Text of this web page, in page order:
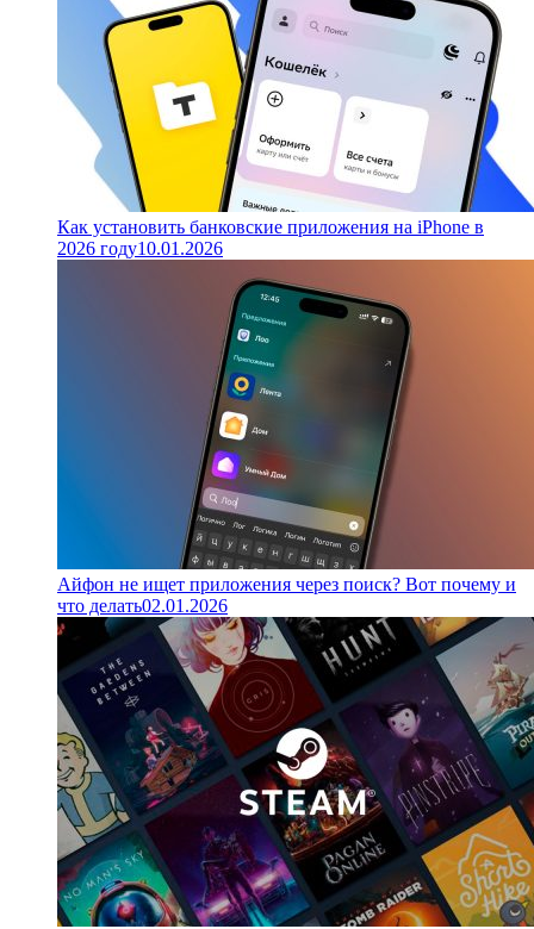
Как установить банковские приложения на iPhone в
2026 году10.01.2026
Айфон не ищет приложения через поиск? Вот почему и
что делать02.01.2026